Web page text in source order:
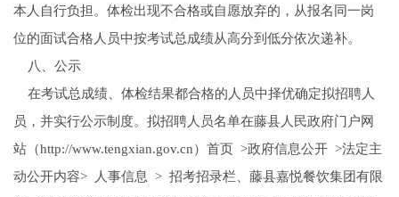
本人自行负担。体检出现不合格或自愿放弃的，从报名同一岗
位的面试合格人员中按考试总成绩从高分到低分依次递补。
八、公示
在考试总成绩、体检结果都合格的人员中择优确定拟招聘人
员，并实行公示制度。拟招聘人员名单在藤县人民政府门户网
站（http://www.tengxian.gov.cn）首页 >政府信息公开 >法定主
动公开内容> 人事信息 > 招考招录栏、藤县嘉悦餐饮集团有限